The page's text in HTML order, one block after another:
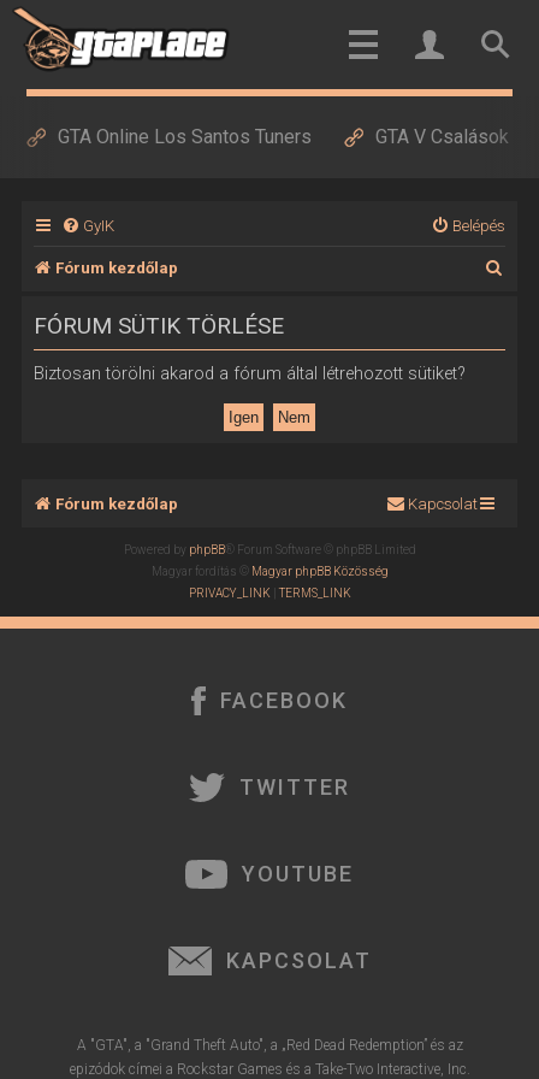
GTA Online Los Santos Tuners GTA V Csalások
GyIK Belépés
Fórum kezdőlap
FÓRUM SÜTIK TÖRLÉSE
Biztosan törölni akarod a fórum által létrehozott sütiket?
Fórum kezdőlap Kapcsolat
Powered by phpBB® Forum Software © phpBB Limited
Magyar fordítás © Magyar phpBB Közösség
PRIVACY_LINK |TERMS_LINK
FACEBOOK
TWITTER
YOUTUBE
KAPCSOLAT
A "GTA", a "Grand Theft Auto", a „Red Dead Redemption” és az
epizódok címei a Rockstar Games és a Take-Two Interactive, Inc.